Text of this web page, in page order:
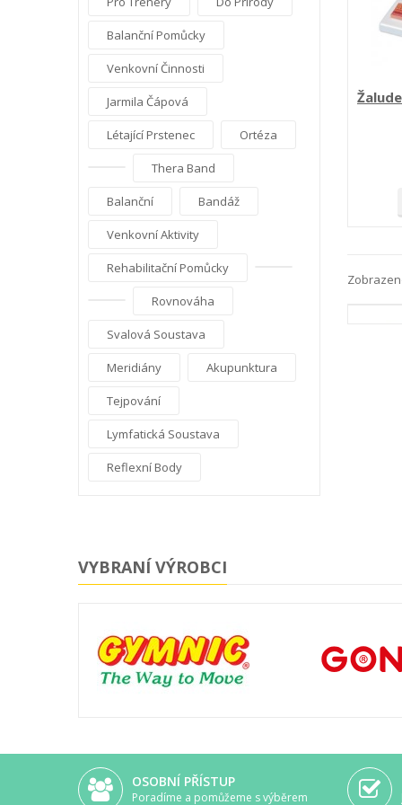
Balanční Pomůcky
Venkovní Činnosti
Jarmila Čápová
Létající Prstenec Ortéza
Thera Band
Balanční Bandáž
Venkovní Aktivity
Rehabilitační Pomůcky
Rovnováha
Svalová Soustava
Meridiány Akupunktura
Tejpování
Lymfatická Soustava
Reflexní Body
VYBRANÍ VÝROBCI
OSOBNÍ PŘÍSTUP
Poradíme a pomůžeme s výběrem